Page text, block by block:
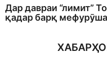
Дар давраи “лимит”
қадар барқ